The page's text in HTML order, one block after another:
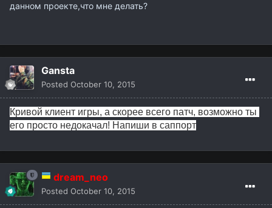
данном проекте,что мне делать?
Gansta
Posted October 10, 2015
Кривой клиент игры, а скорее всего патч, возможно ты
его просто недокачал! Напиши в саппорт
dream_neo
Posted October 10, 2015